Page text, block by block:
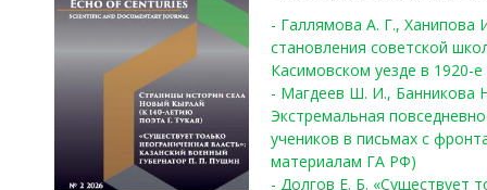
- Галлямова А. Г.,
становления советской
Касимовском уезде в 1920-е
- Магдеев Ш. И., Банникова
Экстремальная
учеников в письмах с
материалам ГА РФ)
- Долгов Е. Б. «Существует